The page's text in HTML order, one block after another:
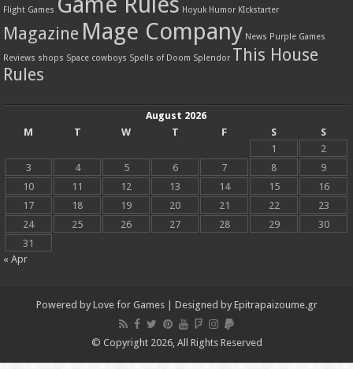
Flight Games Hoyuk Humor KIckstarter
Magazine Mage Company News Purple Games
Reviews shops Space cowboys Spells of Doom Splendor This House
Rules
August 2026
M
T W T F S
S
1
2
3
4 5 6 7 8
9
10
11 12 13 14 15
16
17
18 19 20 21 22
23
24
25 26 27 28 29
30
31
« Apr
Powered by Love for Games| Designed by Epitrapaizoume.gr
© Copyright 2026, All Rights Reserved